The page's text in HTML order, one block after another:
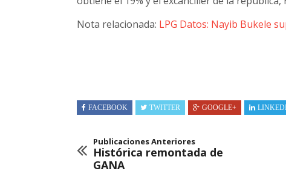
Nota relacionada: LPG Datos: Nayib Bukele
FACEBOOK TWITTER GOOGLE+
Publicaciones Anteriores
Histórica remontada de
GANA